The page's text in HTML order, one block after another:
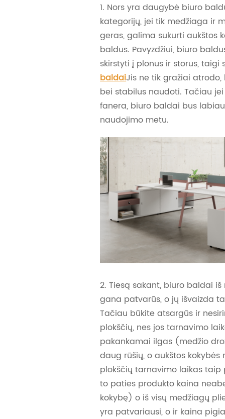
1. Nors yra daugybė biuro
kategorijų, jei tik medžiaga ir
geras, galima sukurti aukštos
baldus. Pavyzdžiui, biuro
skirstyti į plonus ir storus, taigi
baldaiJis ne tik gražiai
bei stabilus naudoti. Tačiau
fanera, biuro baldai bus
naudojimo metu.
2. Tiesą sakant, biuro baldai
gana patvarūs, o jų išvaizda
Tačiau būkite atsargūs ir
plokščių, nes jos tarnavimo
pakankamai ilgas (medžio
daug rūšių, o aukštos kokybės
plokščių tarnavimo laikas
to paties produkto kaina
kokybę) o iš visų medžiagų
yra patvariausi, o ir kaina